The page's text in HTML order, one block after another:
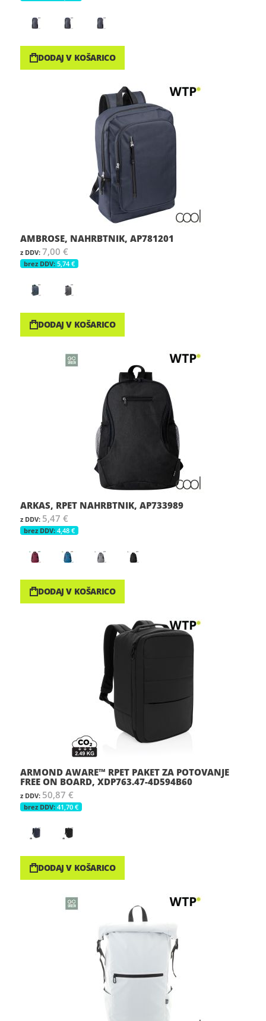
DODAJ V KOŠARICO
AMBROSE, NAHRBTNIK, AP781201
7,00 €
5,74 €
DODAJ V KOŠARICO
ARKAS, RPET NAHRBTNIK, AP733989
5,47 €
4,48 €
DODAJ V KOŠARICO
ARMOND AWARE™ RPET PAKET ZA POTOVANJE
FREE ON BOARD, XDP763.47-4D594B60
50,87 €
41,70 €
DODAJ V KOŠARICO